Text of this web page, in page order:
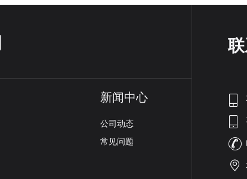
新闻中心
公司动态
常见问题